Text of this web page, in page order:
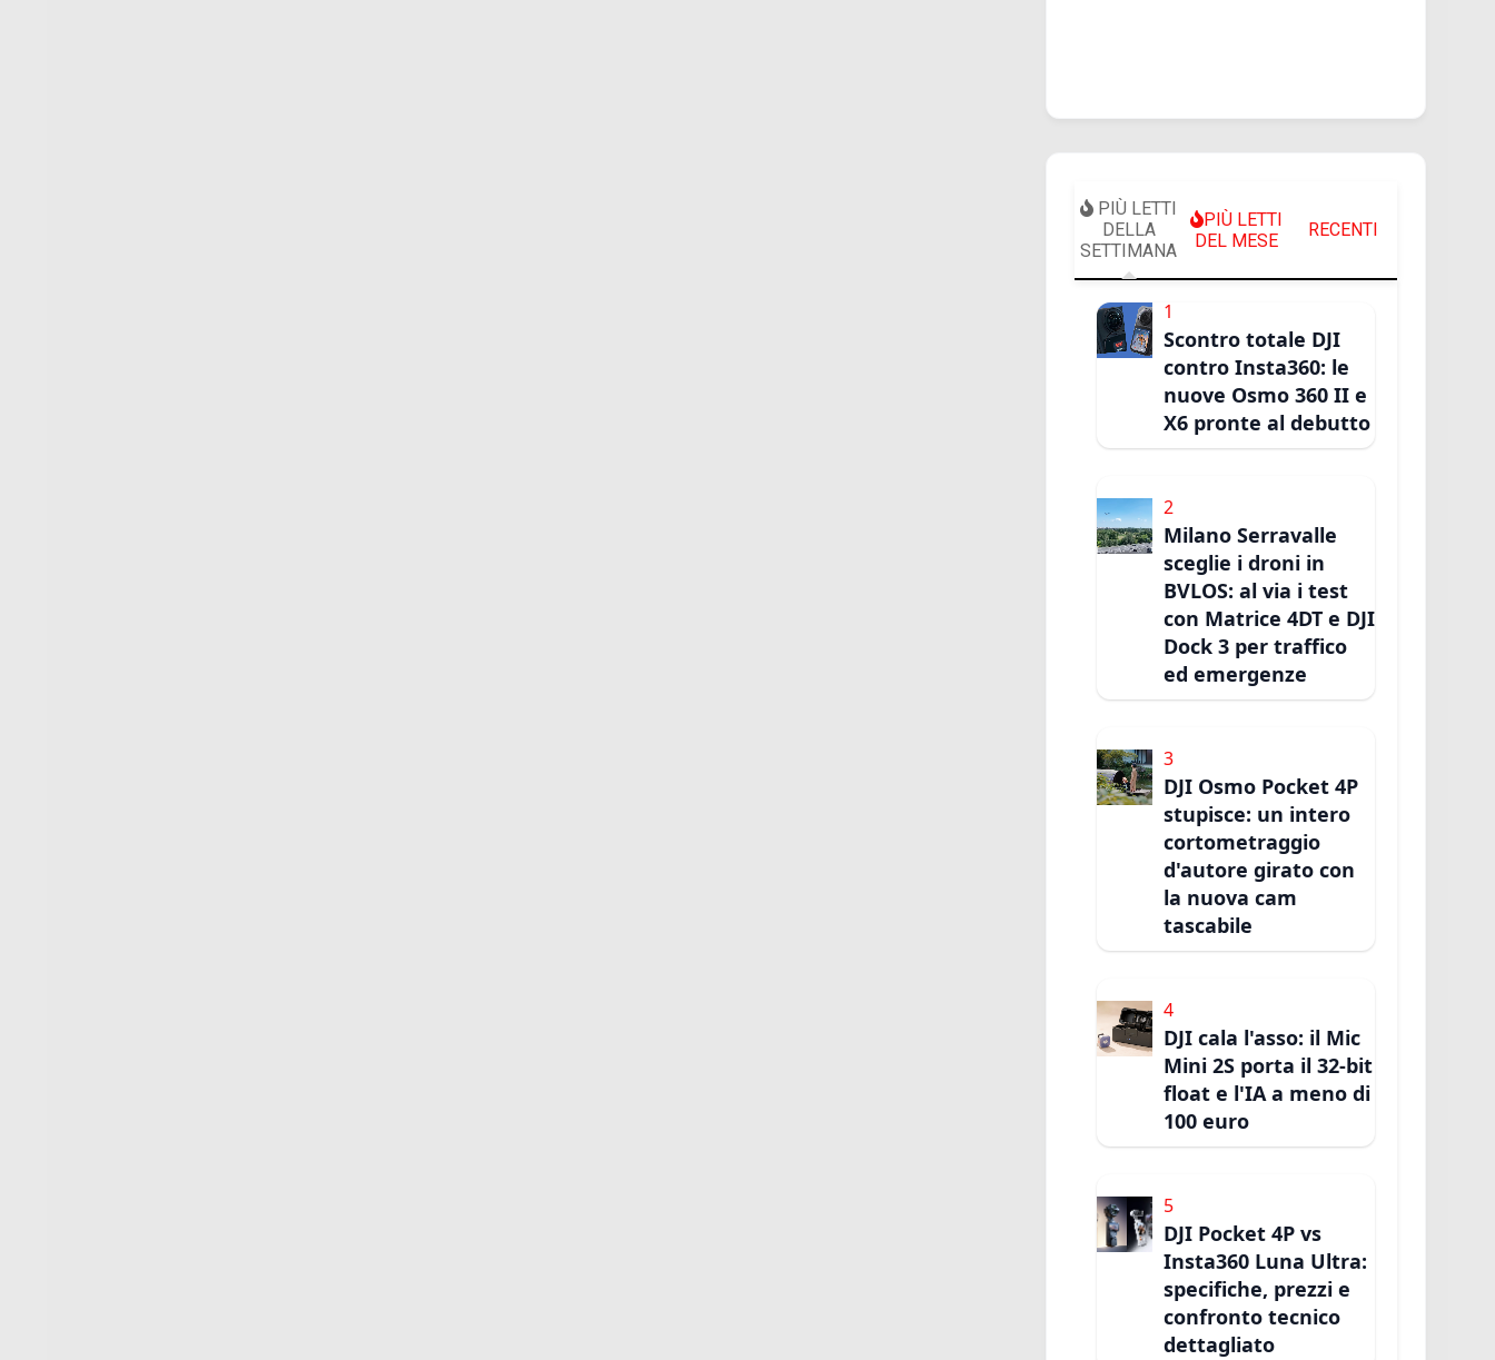
PIÙ LETTI
DELLA
SETTIMANA
PIÙ LETTI
DEL MESE
RECENTI
1
Scontro totale DJI
contro Insta360: le
nuove Osmo 360 II e
X6 pronte al debutto
2
Milano Serravalle
sceglie i droni in
BVLOS: al via i test
con Matrice 4DT e DJI
Dock 3 per traffico
ed emergenze
3
DJI Osmo Pocket 4P
stupisce: un intero
cortometraggio
d'autore girato con
la nuova cam
tascabile
4
DJI cala l'asso: il Mic
Mini 2S porta il 32-bit
float e l'IA a meno di
100 euro
5
DJI Pocket 4P vs
Insta360 Luna Ultra:
specifiche, prezzi e
confronto tecnico
dettagliato